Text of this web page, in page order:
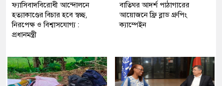
ফ্যাসিবাদবিরোধী আন্দোলনে
হত্যাকাণ্ডের বিচার হবে স্বচ্ছ,
নিরপেক্ষ ও বিশ্বাসযোগ্য :
প্রধানমন্ত্রী
বাতিঘর আদর্শ পাঠাগারের
আয়োজনে ফ্রি ব্লাড গ্রুপিং
ক্যাম্পেইন